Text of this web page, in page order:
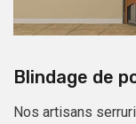
Blindage de
Nos artisans